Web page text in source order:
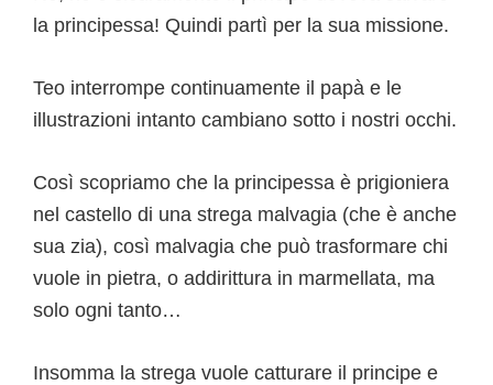
la principessa! Quindi partì per la sua missione.
Teo interrompe continuamente il papà e le
illustrazioni intanto cambiano sotto i nostri occhi.
Così scopriamo che la principessa è prigioniera
nel castello di una strega malvagia (che è anche
sua zia), così malvagia che può trasformare chi
vuole in pietra, o addirittura in marmellata, ma
solo ogni tanto…
Insomma la strega vuole catturare il principe e